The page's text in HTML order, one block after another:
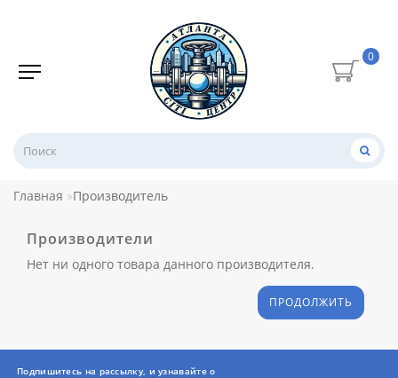
0
Главная Производитель
Производители
Нет ни одного товара данного производителя.
ПРОДОЛЖИТЬ
Подпишитесь на рассылку, и узнавайте о